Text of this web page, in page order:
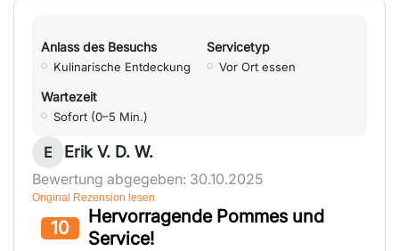
Anlass des Besuchs
Kulinarische Entdeckung
Servicetyp
Vor Ort essen
Wartezeit
Sofort (0–5 Min.)
E Erik V. D. W.
Bewertung abgegeben: 30.10.2025
Original Rezension lesen
10
Hervorragende Pommes und
Service!